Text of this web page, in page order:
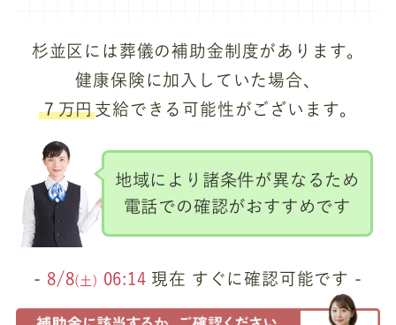
杉並区には葬儀の補助金制度があります。
健康保険に加入していた場合、
７万円支給できる可能性がございます。
地域により諸条件が異なるため
電話での確認がおすすめです
- 8/8(土) 06:14 現在 すぐに確認可能です -